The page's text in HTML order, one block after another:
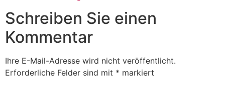
Schreiben Sie einen
Kommentar
Ihre E-Mail-Adresse wird nicht veröffentlicht.
Erforderliche Felder sind mit * markiert